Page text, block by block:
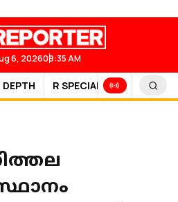
6, 202609:35 AM
DEPTH R SPECIAL SPORTS